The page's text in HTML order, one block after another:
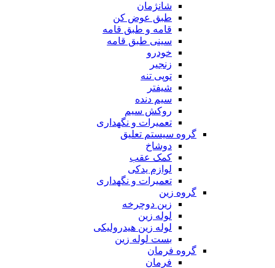
شانژمان
طبق عوض کن
قامه و طبق قامه
سینی طبق قامه
خودرو
زنجیر
توپی تنه
شیفتر
سیم دنده
روکش سیم
تعمیرات و نگهداری
گروه سیستم تعلیق
دوشاخ
کمک عقب
لوازم یدکی
تعمیرات و نگهداری
گروه زین
زین دوچرخه
لوله زین
لوله زین هیدرولیکی
بست لوله زین
گروه فرمان
فرمان